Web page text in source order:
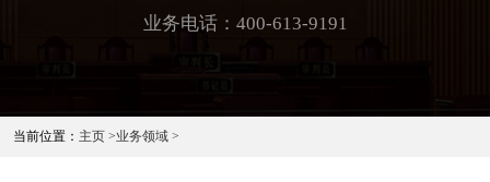
业务电话：400-613-9191
当前位置： 主页 >业务领域 >